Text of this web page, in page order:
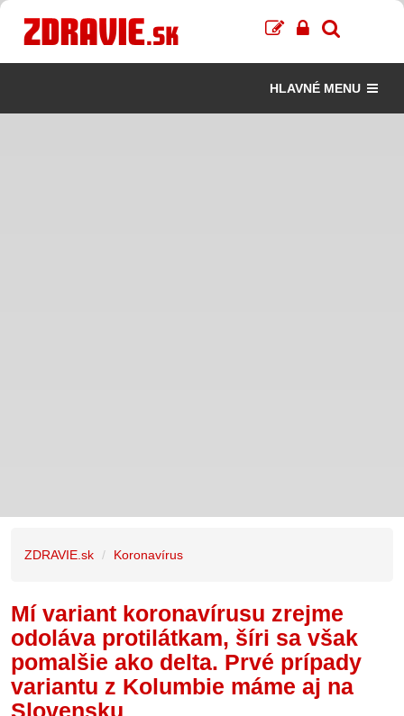
HLAVNÉ MENU
ZDRAVIE.sk Koronavírus
Mí variant koronavírusu zrejme
odoláva protilátkam, šíri sa však
pomalšie ako delta. Prvé prípady
variantu z Kolumbie máme aj na
Slovensku